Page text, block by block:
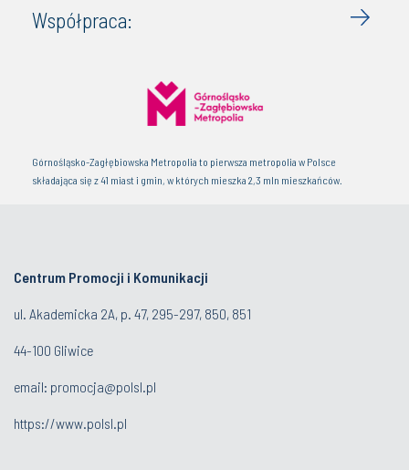
Współpraca:
Górnośląsko-Zagłębiowska Metropolia to pierwsza metropolia w Polsce
składająca się z 41 miast i gmin, w których mieszka 2,3 mln mieszkańców.
Centrum Promocji i Komunikacji
ul. Akademicka 2A, p. 47, 295-297, 850, 851
44-100 Gliwice
email: promocja@polsl.pl
https://www.polsl.pl